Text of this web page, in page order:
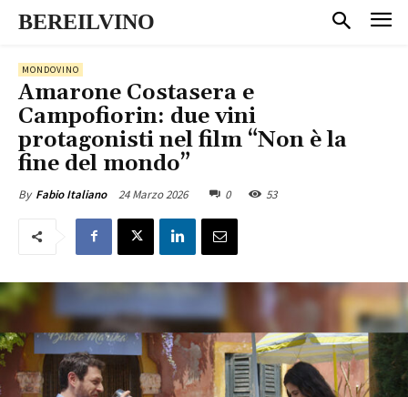
BEREILVINO
MONDOVINO
Amarone Costasera e
Campofiorin: due vini
protagonisti nel film “Non è la
fine del mondo”
By Fabio Italiano 24 Marzo 2026 0 53